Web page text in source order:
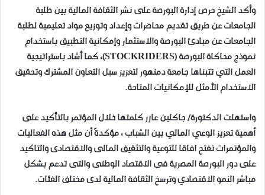
وأكد الشيخ حرص إدارة البورصة على نشر الثقافة المالية بين طلبة
الجامعات عن طريق تقديم محاضرات وإعداد وتوزيع مواد تعليمية لطلبة
الجامعات عن مبادئ البورصة والاستثمار وإمكانية التطبيق باستخدام
نموذج محاكاة البورصة (STOCKRIDERS)، كما أشاد باستراتيجية
العمل التي تتبناها جامعة دمنهور لتعزيز سبل التعاون المشترك وتحقيق
الاستخدام الأمثل للإمكانيات المتاحة.
واستهلت الدكتورة/ جاكلين عازر كلمتها خلال المؤتمر بالتأكيد على
أهمية تعزيز الوعي المالي بين الشباب ، مؤكدةً أن مثل هذه الفعاليات
والمؤتمرات تفتح افاقا للتوعية والتثقيف المالى والاقتصادى والتاكيد
على دور البورصة المصرية فى الاقتصاد الوطنى والتى تدعم بشكل
مباشر النمو الاقتصادي وترسخ الثقافة المالية لدى مختلف الفئات.